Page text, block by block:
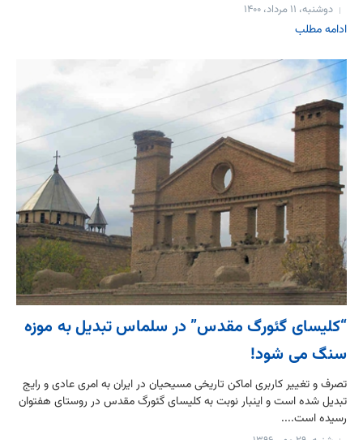
دوشنبه، ۱۱ مرداد، ۱۴۰۰
ادامه مطلب
“کلیسای گئورگ مقدس” در سلماس تبدیل به موزه
سنگ می شود!
تصرف و تغییر کاربری اماکن تاریخی مسیحیان در ایران به امری عادی و رایج
تبدیل شده است و اینبار نوبت به کلیسای گئورگ مقدس در روستای هفتوان
رسیده است....